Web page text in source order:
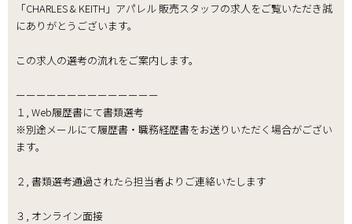
「CHARLES & KEITH」アパレル 販売スタッフの求人をご覧いただき誠
にありがとうございます。
この求人の選考の流れをご案内します。
ーーーーーーーーーーーーーー
１, Web履歴書にて書類選考
※別途メールにて履歴書・職務経歴書をお送りいただく場合がござい
ます。
２, 書類選考通過されたら担当者よりご連絡いたします
３, オンライン面接